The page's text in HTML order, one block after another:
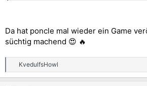
Da hat poncle mal wieder ein Game
süchtig machend 😍 🔥
e
KvedulfsHowl